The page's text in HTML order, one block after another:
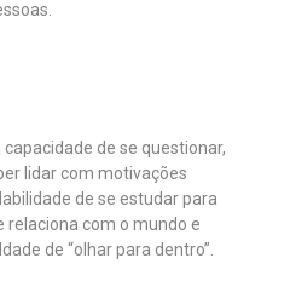
de se questionar,
lidar com motivações
de se estudar para
relaciona com o mundo e
de “olhar para dentro”.